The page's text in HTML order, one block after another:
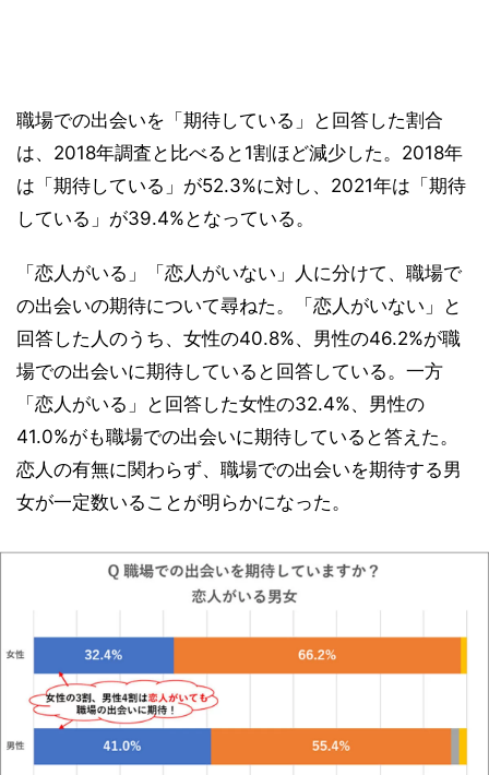
職場での出会いを「期待している」と回答した割合
は、2018年調査と比べると1割ほど減少した。2018年
は「期待している」が52.3%に対し、2021年は「期待
している」が39.4%となっている。
「恋人がいる」「恋人がいない」人に分けて、職場で
の出会いの期待について尋ねた。「恋人がいない」と
回答した人のうち、女性の40.8%、男性の46.2%が職
場での出会いに期待していると回答している。一方
「恋人がいる」と回答した女性の32.4%、男性の
41.0%がも職場での出会いに期待していると答えた。
恋人の有無に関わらず、職場での出会いを期待する男
女が一定数いることが明らかになった。